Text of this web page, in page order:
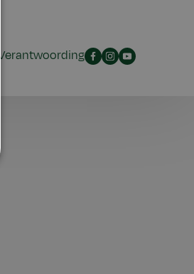
VerantwoordingFacebook
Instagram
YouTube